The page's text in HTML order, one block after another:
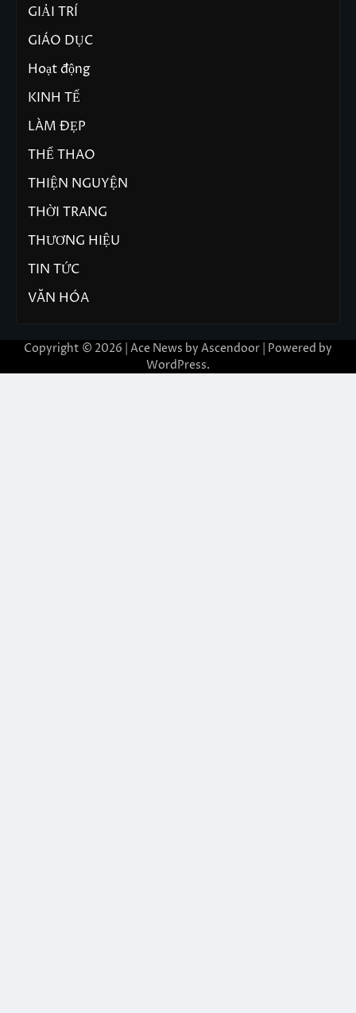
GIẢI TRÍ
GIÁO DỤC
Hoạt động
KINH TẾ
LÀM ĐẸP
THỂ THAO
THIỆN NGUYỆN
THỜI TRANG
THƯƠNG HIỆU
TIN TỨC
VĂN HÓA
Copyright © 2026 | Ace News by Ascendoor | Powered by
WordPress.